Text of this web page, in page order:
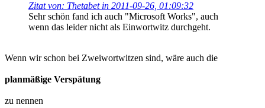
Zitat von: Thetabet in 2011-09-26, 01:09:32
Sehr schön fand ich auch "Microsoft Works", auch
wenn das leider nicht als Einwortwitz durchgeht.
Wenn wir schon bei Zweiwortwitzen sind, wäre auch die
planmäßige Verspätung
zu nennen